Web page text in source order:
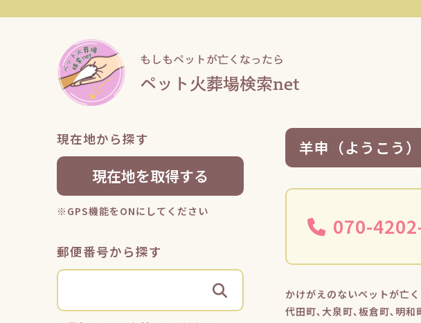
現在地から探す
現在地を取得する
※GPS機能をONにしてください
郵便番号から探す
羊申（ようこう）
070-
かけがえのないペットが亡
代田町､大泉町､板倉町､明和